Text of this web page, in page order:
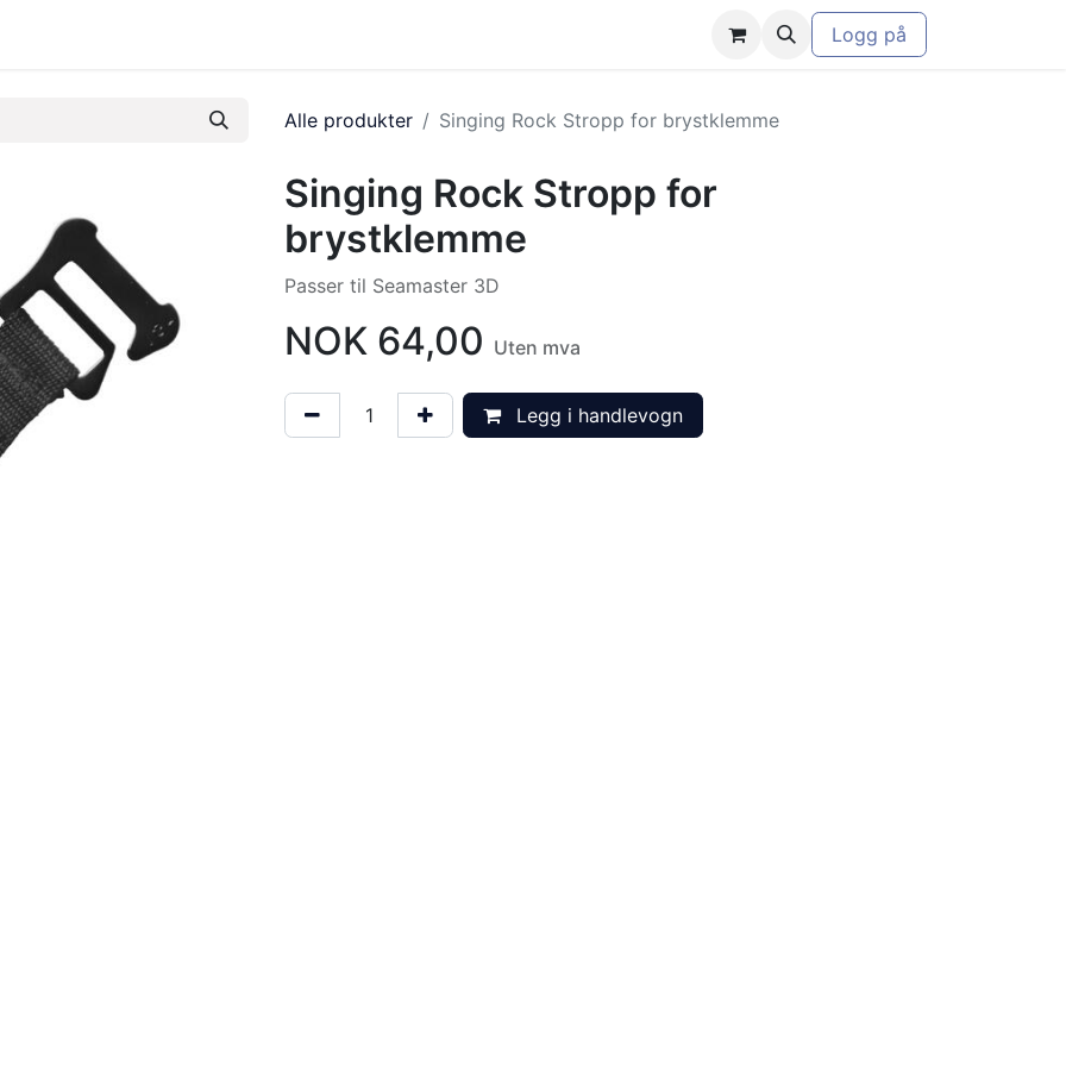
Logg på
Alle produkter Singing Rock Stropp for brystklemme
Singing Rock Stropp for
brystklemme
Passer til Seamaster 3D
NOK 64,00 Uten mva
Legg i handlevogn